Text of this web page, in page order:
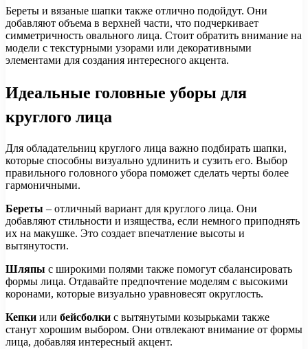
Береты и вязаные шапки также отлично подойдут. Они
добавляют объема в верхней части, что подчеркивает
симметричность овального лица. Стоит обратить внимание на
модели с текстурными узорами или декоративными
элементами для создания интересного акцента.
Идеальные головные уборы для
круглого лица
Для обладательниц круглого лица важно подбирать шапки,
которые способны визуально удлинить и сузить его. Выбор
правильного головного убора поможет сделать черты более
гармоничными.
Береты – отличный вариант для круглого лица. Они
добавляют стильности и изящества, если немного приподнять
их на макушке. Это создает впечатление высоты и
вытянутости.
Шляпы с широкими полями также помогут сбалансировать
формы лица. Отдавайте предпочтение моделям с высокими
коронами, которые визуально уравновесят округлость.
Кепки или бейсболки с вытянутыми козырьками также
станут хорошим выбором. Они отвлекают внимание от формы
лица, добавляя интересный акцент.